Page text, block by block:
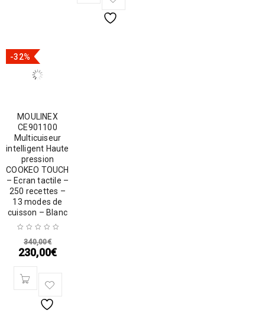
-32%
MOULINEX
CE901100
Multicuiseur
intelligent Haute
pression
COOKEO TOUCH
– Ecran tactile –
250 recettes –
13 modes de
cuisson – Blanc
340,00€
230,00€